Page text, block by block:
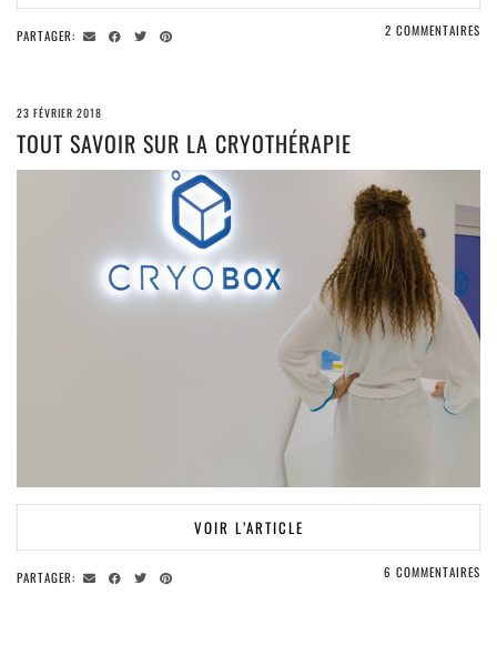
PARTAGER: 2 COMMENTAIRES
23 FÉVRIER 2018
TOUT SAVOIR SUR LA CRYOTHÉRAPIE
VOIR L’ARTICLE
PARTAGER: 6 COMMENTAIRES